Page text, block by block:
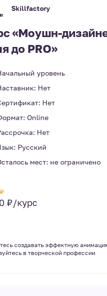
Skillfactory
«Моушн-
до PRO»
уровень
Нет
Нет
Online
Нет
Русский
мест: не ограничено
₽/курс
создавать эффектную
в творческой профессии